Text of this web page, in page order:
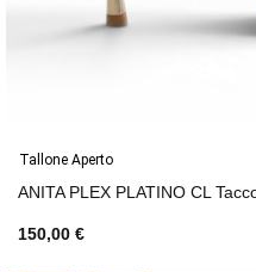
Tallone Aperto
ANITA PLEX PLATINO CL
150,00 €